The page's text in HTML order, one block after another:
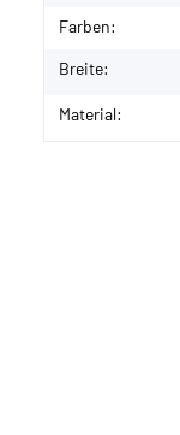
Farben:
Breite:
Material: